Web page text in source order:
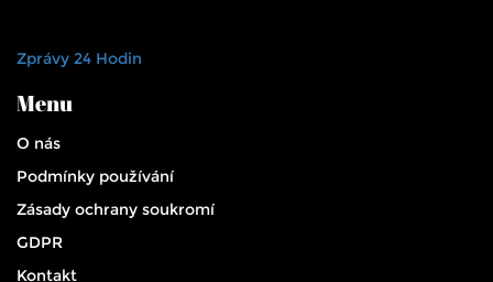
Zprávy 24 Hodin
Menu
O nás
Podmínky používání
Zásady ochrany soukromí
GDPR
Kontakt